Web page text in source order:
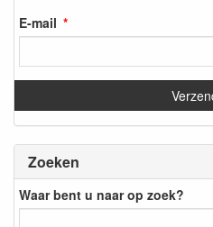
E-mail
Zoeken
Waar bent u naar op zoek?